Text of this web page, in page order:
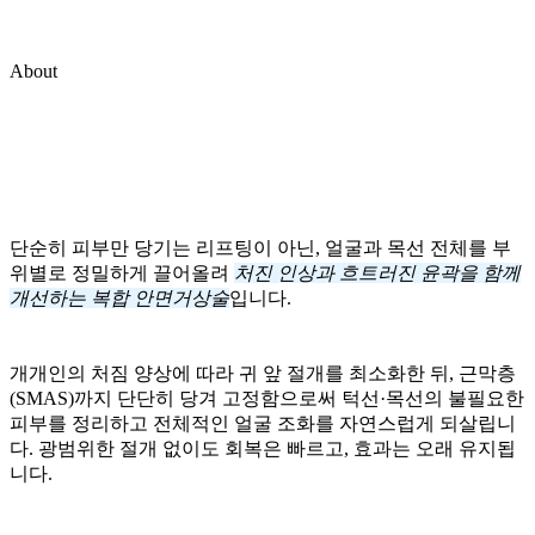
About
단순히 피부만 당기는 리프팅이 아닌, 얼굴과 목선 전체를 부
위별로 정밀하게 끌어올려 처진 인상과 흐트러진 윤곽을 함께
개선하는 복합 안면거상술입니다.
개개인의 처짐 양상에 따라 귀 앞 절개를 최소화한 뒤, 근막층
(SMAS)까지 단단히 당겨 고정함으로써 턱선·목선의 불필요한
피부를 정리하고 전체적인 얼굴 조화를 자연스럽게 되살립니
다. 광범위한 절개 없이도 회복은 빠르고, 효과는 오래 유지됩
니다.